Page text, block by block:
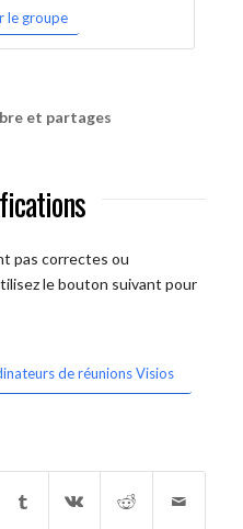
le groupe
et partages
pas correctes ou
le bouton suivant pour
de réunions Visios